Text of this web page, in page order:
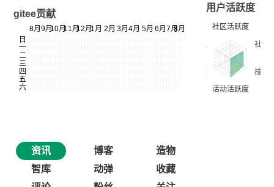
gitee贡献
用户活跃度
资讯 博客
造物
智库
动弹
收藏